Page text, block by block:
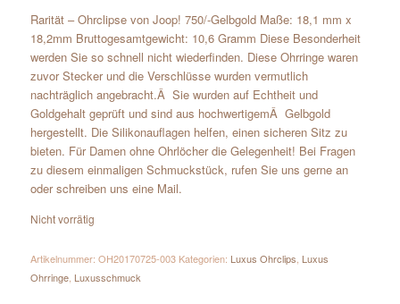
Rarität – Ohrclipse von Joop! 750/-Gelbgold Maße: 18,1 mm x
18,2mm Bruttogesamtgewicht: 10,6 Gramm Diese Besonderheit
werden Sie so schnell nicht wiederfinden. Diese Ohrringe waren
zuvor Stecker und die Verschlüsse wurden vermutlich
nachträglich angebracht.Â Sie wurden auf Echtheit und
Goldgehalt geprüft und sind aus hochwertigemÂ Gelbgold
hergestellt. Die Silikonauflagen helfen, einen sicheren Sitz zu
bieten. Für Damen ohne Ohrlöcher die Gelegenheit! Bei Fragen
zu diesem einmaligen Schmuckstück, rufen Sie uns gerne an
oder schreiben uns eine Mail.
Nicht vorrätig
Artikelnummer: OH20170725-003 Kategorien: Luxus Ohrclips Luxus
Ohrringe, Luxusschmuck